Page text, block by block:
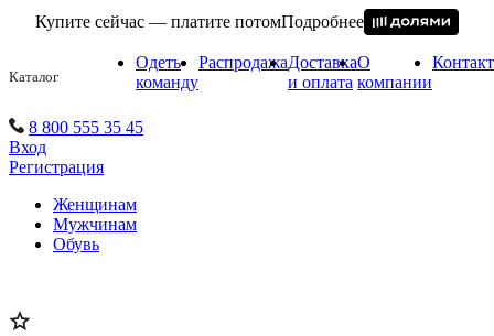
Купите сейчас — платите потомПодробнее
Каталог
Одеть
команду
РаспродажаДоставка
и оплата
О
компании
8 800 555 35 45
Вход
Регистрация
Женщинам
Мужчинам
Обувь